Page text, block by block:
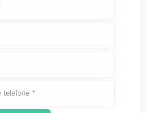
telefone *